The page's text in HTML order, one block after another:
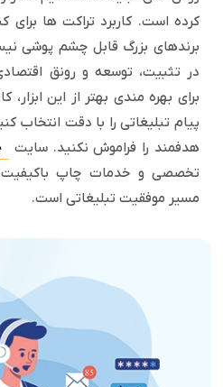
کرده است. کاربرد تراکت ها
برندهای بزرگ قابل چشم پوشی
در تثبیت، توسعه و رونق
برای بهره مندی بهتر از این
پیام تبلیغاتی را با دقت انتخاب
هدفمند را فراموش نکنید. سایت
تخصصی و خدمات چاپ باکیفیت،
مسیر موفقیت تبلیغاتی است.